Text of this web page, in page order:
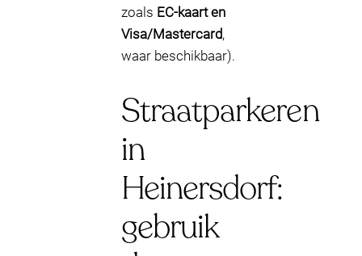
zoals EC-kaart en
Visa/Mastercard,
waar beschikbaar).
Straatparkeren
in
Heinersdorf:
gebruik